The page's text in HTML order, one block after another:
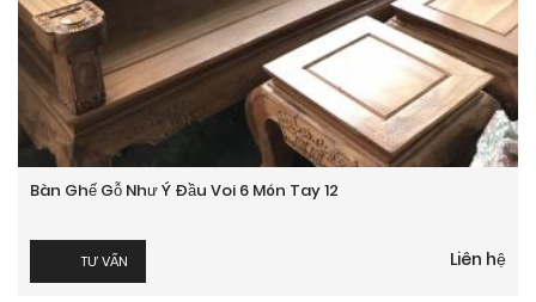
Bàn Ghế Gỗ Như Ý Đầu Voi 6 Món Tay 12
TƯ VẤN Liên hệ